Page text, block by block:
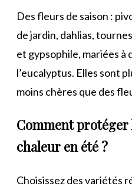
Des fleurs de saison :
de jardin, dahlias,
et gypsophile, mariées à
l’eucalyptus. Elles sont
moins chères que des
Comment protéger
chaleur en été ?
Choisissez des variétés